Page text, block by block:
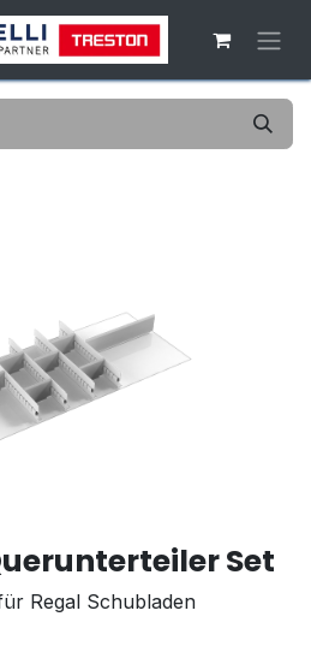
Set
Regal Schubladen